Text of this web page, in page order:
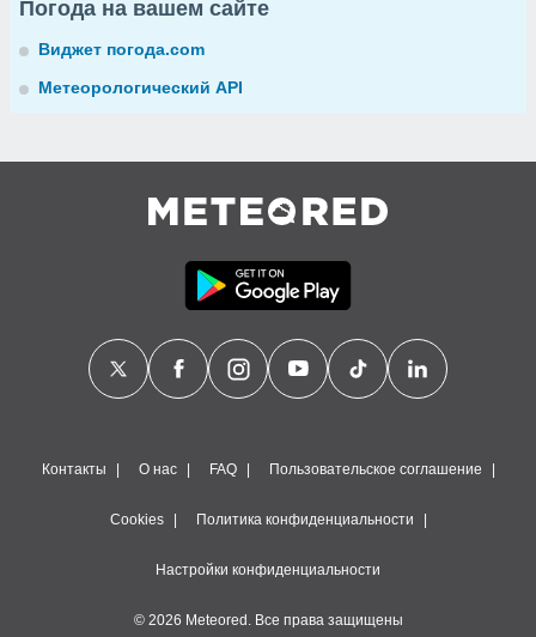
Погода на вашем сайте
Виджет погода.com
Метеорологический API
Контакты О нас FAQ Пользовательское соглашение
Cookies Политика конфиденциальности
Настройки конфиденциальности
© 2026 Meteored. Все права защищены